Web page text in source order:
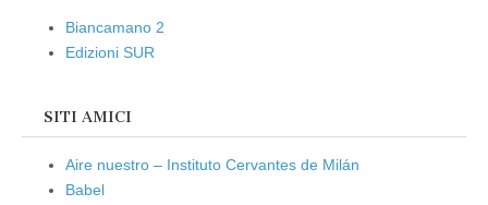
Biancamano 2
Edizioni SUR
SITI AMICI
Aire nuestro – Instituto Cervantes de Milán
Babel